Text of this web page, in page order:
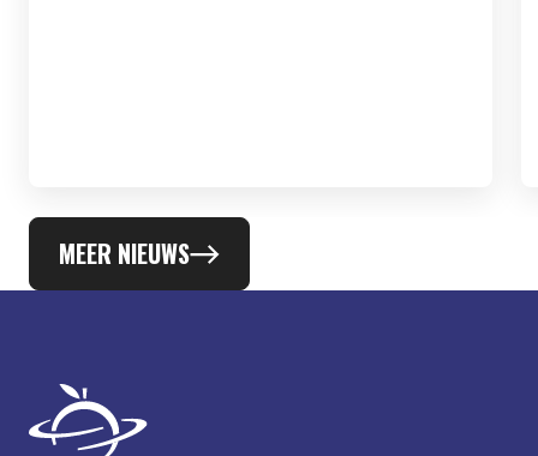
MEER NIEUWS